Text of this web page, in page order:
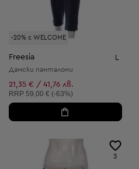
-20% с WELCOME
Freesia L
Дамски панталони
21,35 € / 41,76 лв.
Препоръчителна цена:
RRP 59,00 € (-63%)
3